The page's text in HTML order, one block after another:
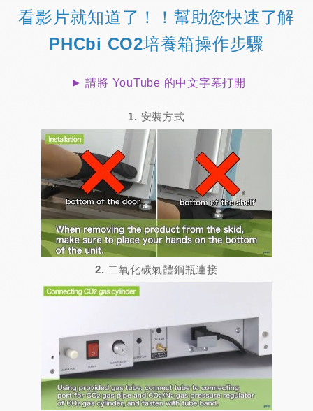
看影片就知道了！！幫助您快速了解
PHCbi CO2培養箱操作步驟
► 請將 YouTube 的中文字幕打開
1. 安裝方式
2. 二氧化碳氣體鋼瓶連接